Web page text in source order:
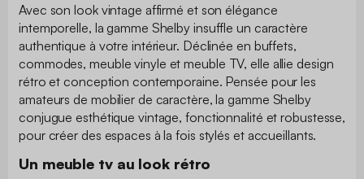
Avec son look vintage affirmé et son élégance
intemporelle, la gamme Shelby insuffle un caractère
authentique à votre intérieur. Déclinée en buffets,
commodes, meuble vinyle et meuble TV, elle allie design
rétro et conception contemporaine. Pensée pour les
amateurs de mobilier de caractère, la gamme Shelby
conjugue esthétique vintage, fonctionnalité et robustesse,
pour créer des espaces à la fois stylés et accueillants.
Un meuble tv au look rétro